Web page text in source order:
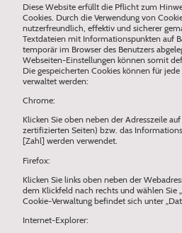
Diese Website erfüllt die Pflicht zum
Cookies. Durch die Verwendung von
nutzerfreundlich, effektiv und sicherer
Textdateien mit Informationspunkten auf
temporär im Browser des Benutzers
Webseiten-Einstellungen können somit
Die gespeicherten Cookies können für
verwaltet werden:
Chrome:
Klicken Sie oben neben der Adresszeile
zertifizierten Seiten) bzw. das
[Zahl] werden verwendet.
Firefox:
Klicken Sie links oben neben der
dem Klickfeld nach rechts und wählen Sie
Cookie-Verwaltung befindet sich unter
Internet-Explorer: